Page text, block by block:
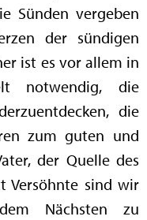
Sünden vergeben
der sündigen
ist es vor allem in
notwendig, die
die
zum guten und
der Quelle des
Versöhnte sind wir
Nächsten zu